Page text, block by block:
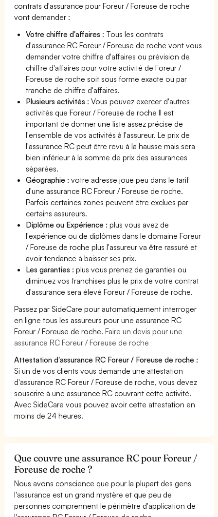
contrats d'assurance pour Foreur / Foreuse de roche
vont demander :
Votre chiffre d'affaires : Tous les contrats
d'assurance RC Foreur / Foreuse de roche vont vous
demander votre chiffre d'affaires ou prévision de
chiffre d'affaires pour votre activité de Foreur /
Foreuse de roche soit sous forme exacte ou par
tranche de chiffre d'affaires.
Plusieurs activités : Vous pouvez exercer d'autres
activités que Foreur / Foreuse de roche Il est
important de donner une liste assez précise de
l'ensemble de vos activités à l'assureur. Le prix de
l'assurance RC peut être revu à la hausse mais sera
bien inférieur à la somme de prix des assurances
séparées.
Géographie :votre adresse joue peu dans le tarif
d'une assurance RC Foreur / Foreuse de roche.
Parfois certaines zones peuvent être exclues par
certains assureurs.
Diplôme ou Expérience :plus vous avez de
l'expérience ou de diplômes dans le domaine Foreur
/ Foreuse de roche plus l'assureur va être rassuré et
avoir tendance à baisser ses prix.
Les garanties :plus vous prenez de garanties ou
diminuez vos franchises plus le prix de votre contrat
d'assurance sera élevé Foreur / Foreuse de roche.
Passez par SideCare pour automatiquement interroger
en ligne tous les assureurs pour une assurance RC
Foreur / Foreuse de roche.Faire un devis pour une
assurance RC Foreur / Foreuse de roche
Attestation d'assurance RC Foreur / Foreuse de roche :
Si un de vos clients vous demande une attestation
d'assurance RC Foreur / Foreuse de roche, vous devez
souscrire à une assurance RC couvrant cette activité.
Avec SideCare vous pouvez avoir cette attestation en
moins de 24 heures.
Que couvre une assurance RC pour Foreur /
Foreuse de roche ?
Nous avons conscience que pour la plupart des gens
l'assurance est un grand mystère et que peu de
personnes comprennent le périmètre d'application de